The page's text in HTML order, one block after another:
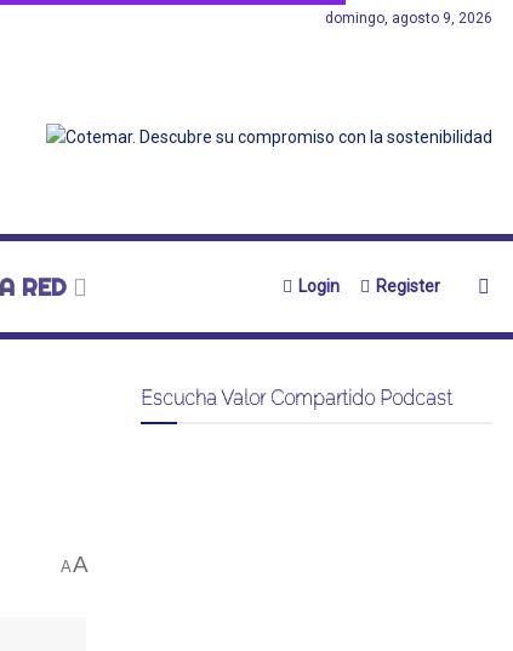
domingo, agosto 9, 2026
RED Login Register
AA
Escucha Valor Compartido Podcast